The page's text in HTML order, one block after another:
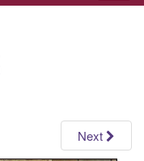
o
v
Next